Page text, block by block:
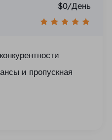
$0/День
и пропускная